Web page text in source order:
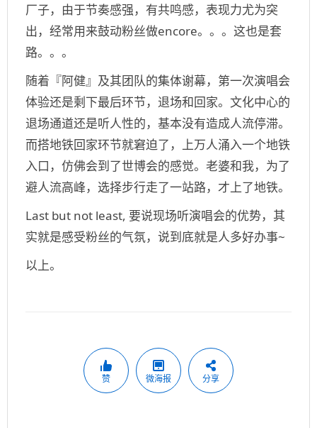
厂子，由于节奏感强，有共鸣感，表现力尤为突
出，经常用来鼓动粉丝做encore。。。这也是套
路。。。
随着『阿健』及其团队的集体谢幕，第一次演唱会
体验还是剩下最后环节，退场和回家。文化中心的
退场通道还是听人性的，基本没有造成人流停滞。
而搭地铁回家环节就窘迫了，上万人涌入一个地铁
入口，仿佛会到了世博会的感觉。老婆和我，为了
避人流高峰，选择步行走了一站路，才上了地铁。
Last but not least, 要说现场听演唱会的优势，其
实就是感受粉丝的气氛，说到底就是人多好办事~
以上。
赞 微海报 分享